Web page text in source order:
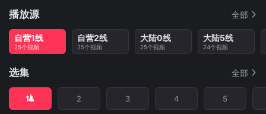
播放源 全部
自营1线
25个视频
自营2线
25个视频
大陆0线
25个视频
大陆5线
24个视频
选集 全部
1 2 3 4 5